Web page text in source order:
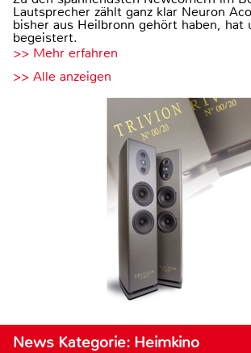
Lautsprecher zählt ganz klar Neuron
bisher aus Heilbronn gehört haben, hat
begeistert.
>> Mehr erfahren
>> Alle anzeigen
News Kategorie: Heimkino